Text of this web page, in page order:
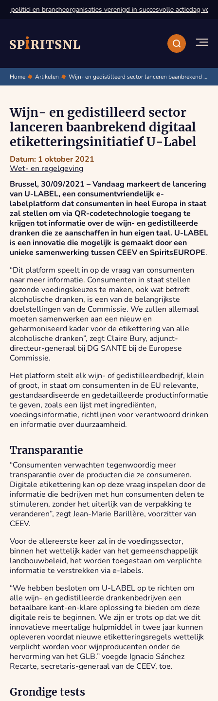
politici en brancheorganisaties verenigd in succesvolle actiedag voor
Home Artikelen Wijn- en gedistilleerd sector lanceren baanbrekend digitaal etiketteringsinitiatief U-Label
Wijn- en gedistilleerd sector
lanceren baanbrekend digitaal
etiketteringsinitiatief U-Label
Datum: 1 oktober 2021
Wet- en regelgeving
Brussel, 30/09/2021 – Vandaag markeert de lancering
van U-LABEL, een consumentvriendelijk e-
labelplatform dat consumenten in heel Europa in staat
zal stellen om via QR-codetechnologie toegang te
krijgen tot informatie over de wijn- en gedistilleerde
dranken die ze aanschaffen in hun eigen taal. U-LABEL
is een innovatie die mogelijk is gemaakt door een
unieke samenwerking tussen CEEV en SpiritsEUROPE.
“Dit platform speelt in op de vraag van consumenten
naar meer informatie. Consumenten in staat stellen
gezonde voedingskeuzes te maken, ook wat betreft
alcoholische dranken, is een van de belangrijkste
doelstellingen van de Commissie. We zullen allemaal
moeten samenwerken aan een nieuw en
geharmoniseerd kader voor de etikettering van alle
alcoholische dranken”, zegt Claire Bury, adjunct-
directeur-generaal bij DG SANTE bij de Europese
Commissie.
Het platform stelt elk wijn- of gedistilleerdbedrijf, klein
of groot, in staat om consumenten in de EU relevante,
gestandaardiseerde en gedetailleerde productinformatie
te geven, zoals een lijst met ingrediënten,
voedingsinformatie, richtlijnen voor verantwoord drinken
en informatie over duurzaamheid.
Transparantie
“Consumenten verwachten tegenwoordig meer
transparantie over de producten die ze consumeren.
Digitale etikettering kan op deze vraag inspelen door de
informatie die bedrijven met hun consumenten delen te
stimuleren, zonder het uiterlijk van de verpakking te
veranderen”, zegt Jean-Marie Barillère, voorzitter van
CEEV.
Voor de allereerste keer zal in de voedingssector,
binnen het wettelijk kader van het gemeenschappelijk
landbouwbeleid, het worden toegestaan ​​om verplichte
informatie te verstrekken via e-labels.
“We hebben besloten om U-LABEL op te richten om
alle wijn- en gedistilleerde drankenbedrijven een
betaalbare kant-en-klare oplossing te bieden om deze
digitale reis te beginnen. We zijn er trots op dat we dit
innovatieve meertalige hulpmiddel in twee jaar kunnen
opleveren voordat nieuwe etiketteringsregels wettelijk
verplicht worden voor wijnproducenten onder de
hervorming van het GLB.” voegde Ignacio Sánchez
Recarte, secretaris-generaal van de CEEV, toe.
Grondige tests